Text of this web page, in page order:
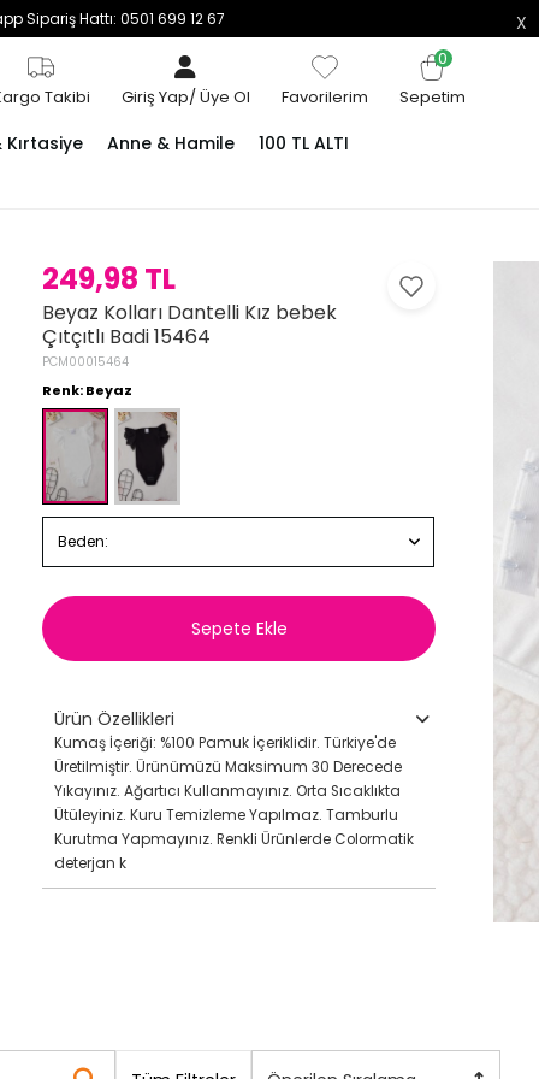
Sipariş Hattı: 0501 699 12 67
Takibi Giriş Yap/Üye Ol Favorilerim
0
Sepetim
Anne & Hamile
100 TL ALTI
249,98 TL
Beyaz Kolları Dantelli Kız bebek
Çıtçıtlı Badi 15464
PCM00015464
Renk: Beyaz
Beden:
Sepete Ekle
Ürün Özellikleri
Kumaş İçeriği: %100 Pamuk İçeriklidir. Türkiye'de
Üretilmiştir. Ürünümüzü Maksimum 30 Derecede
Yıkayınız. Ağartıcı Kullanmayınız. Orta Sıcaklıkta
Ütüleyiniz. Kuru Temizleme Yapılmaz. Tamburlu
Kurutma Yapmayınız. Renkli Ürünlerde Colormatik
deterjan k